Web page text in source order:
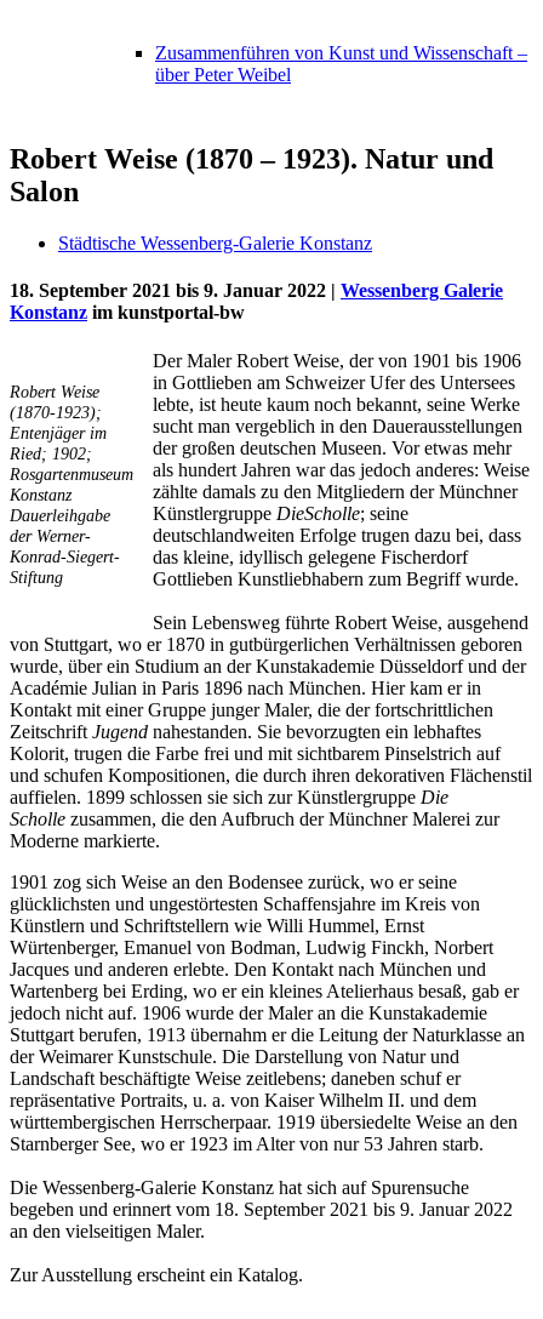
Zusammenführen von Kunst und Wissenschaft –
über Peter Weibel
Uli Rothfuss
Buchtipps von Prof. Uli Rothfuss
Harald Schwiers
Haralds Streifzüge
Hörtipps von Harald Schwiers
Kunstausflüge mit Sigrid Balke
Buchtipps von Uli Rothfuss
Robert Weise (1870 – 1923). Natur und
Salon
Städtische Wessenberg-Galerie Konstanz
18. September 2021 bis 9. Januar 2022 | Wessenberg Galerie
Konstanz im kunstportal-bw
Robert Weise
(1870-1923);
Entenjäger im
Ried; 1902;
Rosgartenmuseum
Konstanz
Dauerleihgabe
der Werner-
Konrad-Siegert-
Stiftung
Der Maler Robert Weise, der von 1901 bis 1906
in Gottlieben am Schweizer Ufer des Untersees
lebte, ist heute kaum noch bekannt, seine Werke
sucht man vergeblich in den Dauerausstellungen
der großen deutschen Museen. Vor etwas mehr
als hundert Jahren war das jedoch anderes: Weise
zählte damals zu den Mitgliedern der Münchner
Künstlergruppe DieScholle; seine
deutschlandweiten Erfolge trugen dazu bei, dass
das kleine, idyllisch gelegene Fischerdorf
Gottlieben Kunstliebhabern zum Begriff wurde.
Sein Lebensweg führte Robert Weise, ausgehend
von Stuttgart, wo er 1870 in gutbürgerlichen Verhältnissen geboren
wurde, über ein Studium an der Kunstakademie Düsseldorf und der
Académie Julian in Paris 1896 nach München. Hier kam er in
Kontakt mit einer Gruppe junger Maler, die der fortschrittlichen
Zeitschrift Jugend nahestanden. Sie bevorzugten ein lebhaftes
Kolorit, trugen die Farbe frei und mit sichtbarem Pinselstrich auf
und schufen Kompositionen, die durch ihren dekorativen Flächenstil
auffielen. 1899 schlossen sie sich zur Künstlergruppe Die
Scholle zusammen, die den Aufbruch der Münchner Malerei zur
Moderne markierte.
1901 zog sich Weise an den Bodensee zurück, wo er seine
glücklichsten und ungestörtesten Schaffensjahre im Kreis von
Künstlern und Schriftstellern wie Willi Hummel, Ernst
Würtenberger, Emanuel von Bodman, Ludwig Finckh, Norbert
Jacques und anderen erlebte. Den Kontakt nach München und
Wartenberg bei Erding, wo er ein kleines Atelierhaus besaß, gab er
jedoch nicht auf. 1906 wurde der Maler an die Kunstakademie
Stuttgart berufen, 1913 übernahm er die Leitung der Naturklasse an
der Weimarer Kunstschule. Die Darstellung von Natur und
Landschaft beschäftigte Weise zeitlebens; daneben schuf er
repräsentative Portraits, u. a. von Kaiser Wilhelm II. und dem
württembergischen Herrscherpaar. 1919 übersiedelte Weise an den
Starnberger See, wo er 1923 im Alter von nur 53 Jahren starb.
Die Wessenberg-Galerie Konstanz hat sich auf Spurensuche
begeben und erinnert vom 18. September 2021 bis 9. Januar 2022
an den vielseitigen Maler.
Zur Ausstellung erscheint ein Katalog.